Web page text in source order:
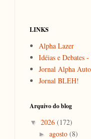
LINKS
Alpha Lazer
Idéias e Debates
Jornal Alpha
Jornal BLEH!
Arquivo do blog
▼ 2026 (172)
► agosto (8)